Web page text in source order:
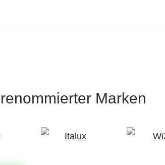
renommierter Marken